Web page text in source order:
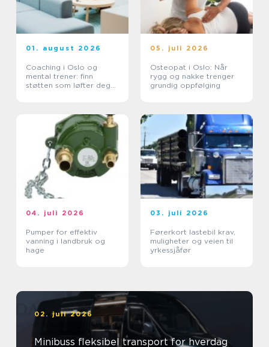
01. august 2026
Coaching i Oslo og
mental trener: finn
støtten som løfter deg
05. juli 2026
Osteopat i Oslo: Når
rygg og nakke trenger
grundig oppfølging
04. juli 2026
Pumper for effektiv
vanning i landbruk og
hage
03. juli 2026
Førerkort lastebil krav,
muligheter og veien til
yrkessjåfør
02. juli 2026
Minibuss fleksibel transport for hverdag